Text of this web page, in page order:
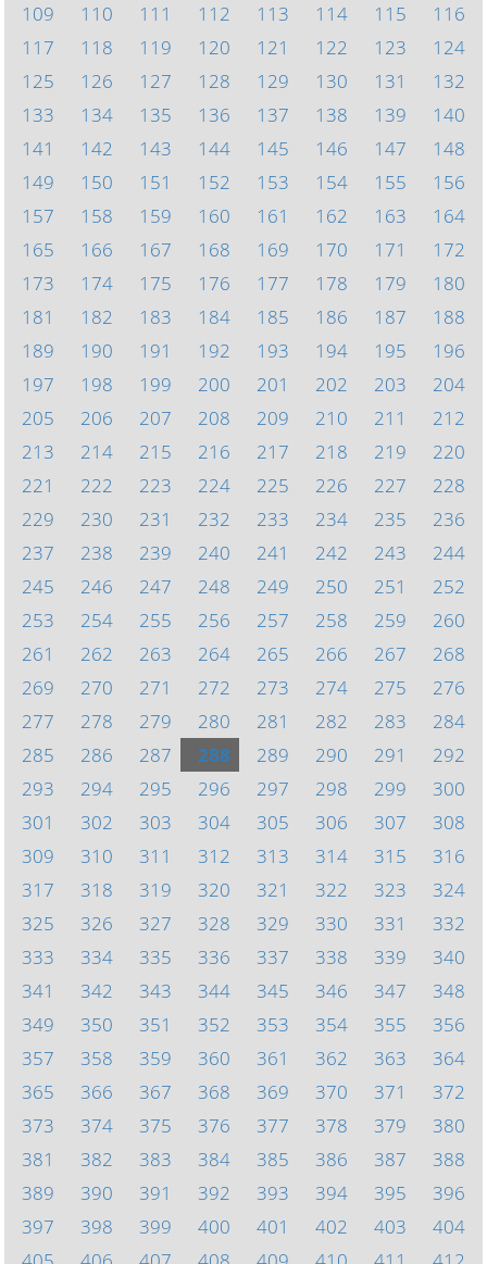
109
110 111 112 113 114 115
116
117
118 119 120 121 122 123
124
125
126 127 128 129 130 131
132
133
134 135 136 137 138 139
140
141
142 143 144 145 146 147
148
149
150 151 152 153 154 155
156
157
158 159 160 161 162 163
164
165
166 167 168 169 170 171
172
173
174 175 176 177 178 179
180
181
182 183 184 185 186 187
188
189
190 191 192 193 194 195
196
197
198 199 200 201 202 203
204
205
206 207 208 209 210 211
212
213
214 215 216 217 218 219
220
221
222 223 224 225 226 227
228
229
230 231 232 233 234 235
236
237
238 239 240 241 242 243
244
245
246 247 248 249 250 251
252
253
254 255 256 257 258 259
260
261
262 263 264 265 266 267
268
269
270 271 272 273 274 275
276
277
278 279 280 281 282 283
284
285
286 287 288 289 290 291
292
293
294 295 296 297 298 299
300
301
302 303 304 305 306 307
308
309
310 311 312 313 314 315
316
317
318 319 320 321 322 323
324
325
326 327 328 329 330 331
332
333
334 335 336 337 338 339
340
341
342 343 344 345 346 347
348
349
350 351 352 353 354 355
356
357
358 359 360 361 362 363
364
365
366 367 368 369 370 371
372
373
374 375 376 377 378 379
380
381
382 383 384 385 386 387
388
389
390 391 392 393 394 395
396
397
398 399 400 401 402 403
404